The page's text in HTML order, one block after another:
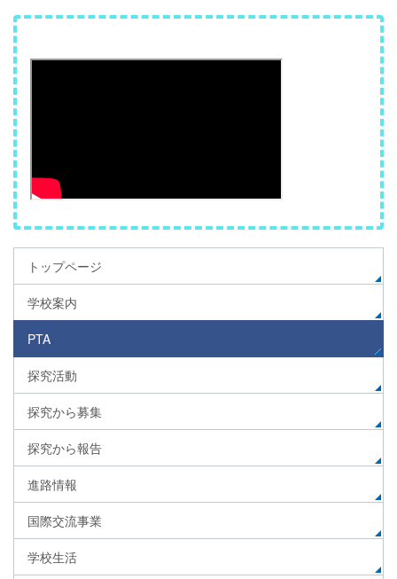
トップページ
学校案内
PTA
探究活動
探究から募集
探究から報告
進路情報
国際交流事業
学校生活